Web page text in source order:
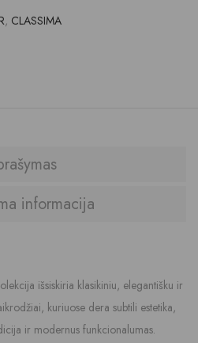
, CLASSIMA
informacija
išsiskiria klasikiniu, elegantišku ir
kuriuose dera subtili estetika,
ir modernus funkcionalumas.